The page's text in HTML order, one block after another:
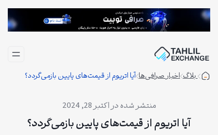
رفتن
بلاگ اخبار صرافی‌ها آیا اتریوم از قیمت‌های پایین بازمی‌گردد؟
اکتبر 28, 2024
آیا اتریوم از قیمت‌های پایین بازمی‌گردد؟